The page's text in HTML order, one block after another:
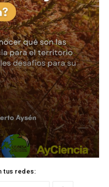
tus redes: